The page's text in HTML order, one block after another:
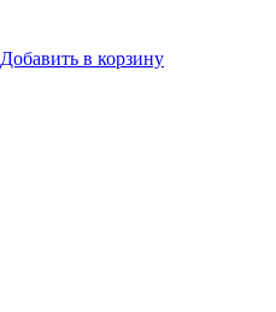
Добавить в корзину